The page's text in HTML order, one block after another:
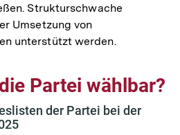
Strukturschwache
Umsetzung von
unterstützt werden.